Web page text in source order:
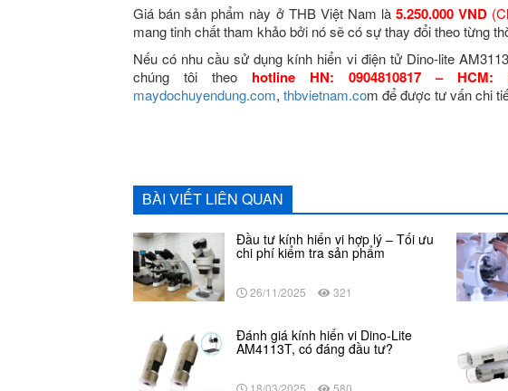
Giá bán sản phẩm này ở THB Việt Nam là5.250.000 VND
mang tinh chất tham khảo bởi nó sẽ có sự thay đổi theo từng
Nếu có nhu cầu sử dụng kính hiển vi điện tử Dino-lite
chúng tôi theo hotline HN: 0904810817 – HCM:
maydochuyendung.com, thbvietnam.com để được tư vấn chi
BÀI VIẾT LIÊN QUAN
Đầu tư kính hiển vi hợp lý – Tối ưu
chi phí kiểm tra sản phẩm
26/11/2025 321
Đánh giá kính hiển vi Dino-Lite
AM4113T, có đáng đầu tư?
18/03/2025 580